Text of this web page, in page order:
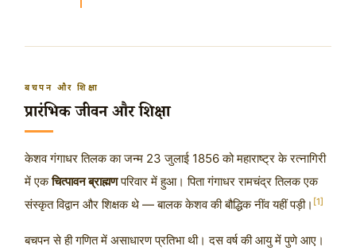
बचपन और शिक्षा
प्रारंभिक जीवन और शिक्षा
केशव गंगाधर तिलक का जन्म 23 जुलाई 1856को महाराष्ट्र के रत्नागिरी
में एकचित्पावन ब्राह्मणपरिवार में हुआ। पिता गंगाधर रामचंद्र तिलक एक
संस्कृत विद्वान और शिक्षक थे — बालक केशव की बौद्धिक नींव यहीं पड़ी। [1]
बचपन से ही गणित में असाधारण प्रतिभा थी। दस वर्ष की आयु में पुणे आए।